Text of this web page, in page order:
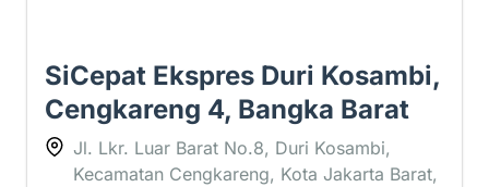
SiCepat Ekspres Duri Kosambi,
Cengkareng 4, Bangka Barat
Jl. Lkr. Luar Barat No.8, Duri Kosambi,
Kecamatan Cengkareng, Kota Jakarta Barat,